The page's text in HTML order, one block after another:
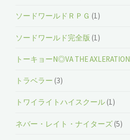
ソードワールドＲＰＧ (1)
ソードワールド完全版 (1)
トーキョーN◎VA THE AXLERATION
トラベラー (3)
トワイライトハイスクール(1)
ネバー・レイト・ナイターズ(5)